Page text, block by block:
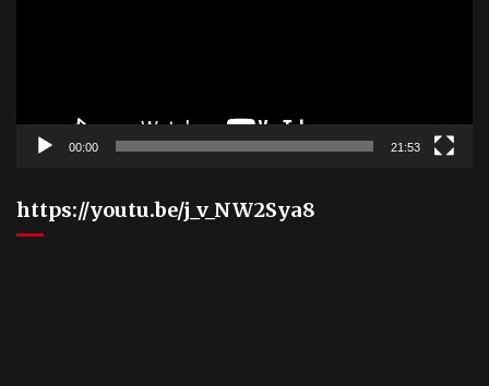
00:00 21:53
https://youtu.be/j_v_NW2Sya8